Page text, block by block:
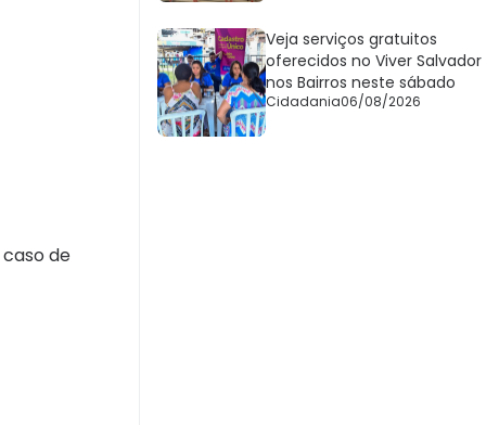
de
Veja serviços gratuitos
oferecidos no Viver Salvador
nos Bairros neste sábado
Cidadania06/08/2026